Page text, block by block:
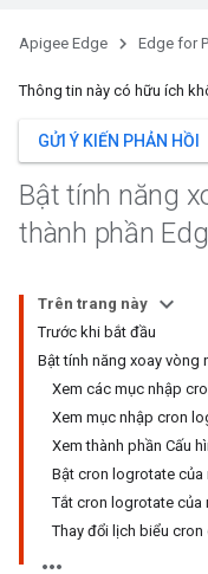
Apigee Edge Edge for
Thông tin này có hữu ích
GỬI Ý KIẾN PHẢN HỒI
Bật tính năng
thành phần
Trên trang này
Trước khi bắt đầu
Bật tính năng xoay vòng
Xem các mục nhập
Xem mục nhập cron
Xem thành phần Cấu
Bật cron logrotate của
Tắt cron logrotate của
Thay đổi lịch biểu